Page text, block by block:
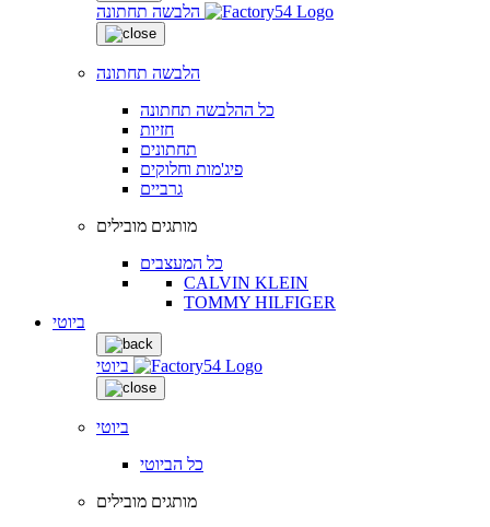
הלבשה תחתונה
הלבשה תחתונה
כל ההלבשה תחתונה
חזיות
תחתונים
פיג'מות וחלוקים
גרביים
מותגים מובילים
כל המעצבים
CALVIN KLEIN
TOMMY HILFIGER
ביוטי
ביוטי
ביוטי
כל הביוטי
מותגים מובילים